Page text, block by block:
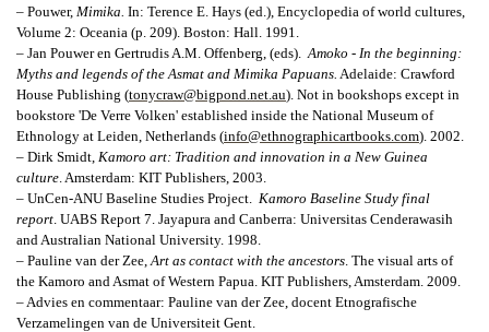
– Pouwer, Mimika. In: Terence E. Hays (ed.), Encyclopedia of world cultures,
Volume 2: Oceania (p. 209). Boston: Hall. 1991.
– Jan Pouwer en Gertrudis A.M. Offenberg, (eds). Amoko - In the beginning:
Myths and legends of the Asmat and Mimika Papuans. Adelaide: Crawford
House Publishing (tonycraw@bigpond.net.au). Not in bookshops except in
bookstore 'De Verre Volken' established inside the National Museum of
Ethnology at Leiden, Netherlands (info@ethnographicartbooks.com). 2002.
– Dirk Smidt, Kamoro art: Tradition and innovation in a New Guinea
culture . Amsterdam: KIT Publishers, 2003.
– UnCen-ANU Baseline Studies Project.
Kamoro Baseline Study final
report UABS Report 7. Jayapura and Canberra: Universitas Cenderawasih
and Australian National University. 1998.
– Pauline van der Zee, Art as contact with the ancestors . The visual arts of
the Kamoro and Asmat of Western Papua. KIT Publishers, Amsterdam. 2009.
– Advies en commentaar: Pauline van der Zee, docent Etnografische
Verzamelingen van de Universiteit Gent.